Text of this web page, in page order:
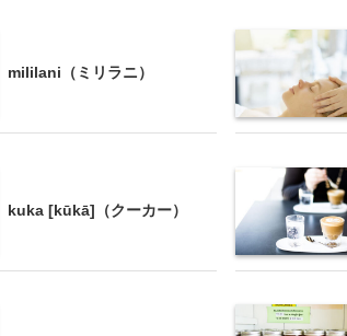
mililani（ミリラニ）
kuka [kūkā]（クーカー）